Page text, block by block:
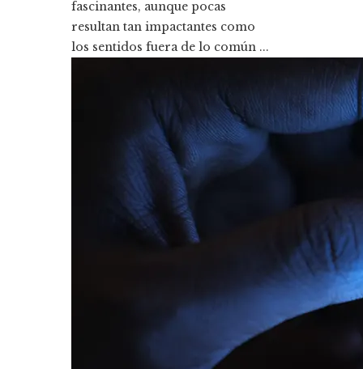
fascinantes, aunque pocas
resultan tan impactantes como
los sentidos fuera de lo común ...